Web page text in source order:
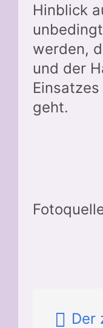
Hinblick
werden,
und der
geht.
Der